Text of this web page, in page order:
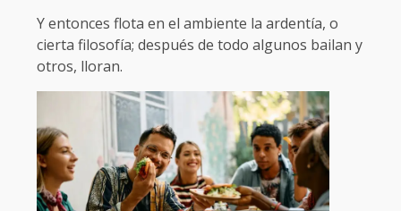
Y entonces flota en el ambiente la ardentía, o
cierta filosofía; después de todo algunos bailan y
otros, lloran.